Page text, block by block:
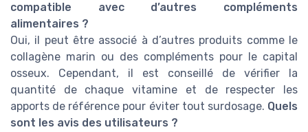
compatible avec d’autres compléments
alimentaires ?
Oui, il peut être associé à d’autres produits comme le
collagène marin ou des compléments pour le capital
osseux. Cependant, il est conseillé de vérifier la
quantité de chaque vitamine et de respecter les
apports de référence pour éviter tout surdosage. Quels
sont les avis des utilisateurs ?